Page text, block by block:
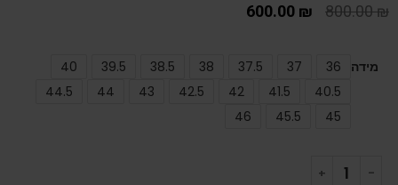
800.00₪
600.00 ₪
מידה 36
37
37.5
38
38.5
39.5
40
40.5
41.5
42
42.5
43
44
44.5
45
45.5
46